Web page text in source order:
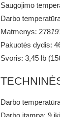
Saugojimo
Darbo
Matmenys: 278
Pakuotės dydis:
Svoris: 3,45 lb
Darbo
Darbo įtampa: 9